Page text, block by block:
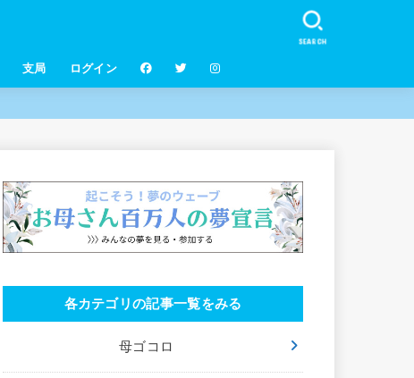
支局 ログイン
SEARCH
各カテゴリの記事一覧をみる
母ゴコロ